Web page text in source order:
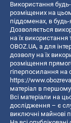
Використання будь-
розміщених на
піддоменах, в
Дозволяється
на їх
OBOZ.UA, а для
дозволу на їх
розміщення
гіперпосилання на
https://
матеріал в першому
Всі матеріали на
дослідження – є
виключні майнові